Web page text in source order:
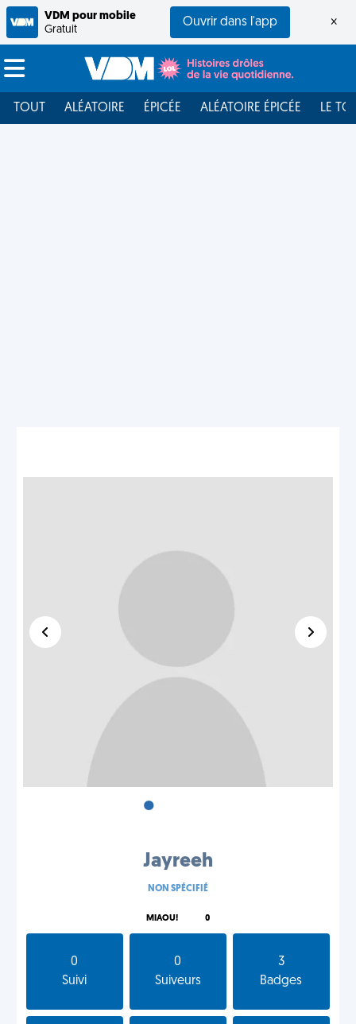
VDM pour mobile
Gratuit
Ouvrir dans l'app ×
TOUT ALÉATOIRE ÉPICÉE ALÉATOIRE ÉPICÉE LE
•
Jayreeh
NON SPÉCIFIÉ
MIAOU! 0
0
Suivi
0
Suiveurs
3
Badges